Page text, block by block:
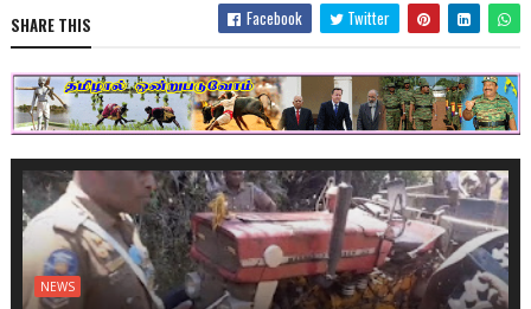
SHARE THIS Facebook Twitter
NEWS